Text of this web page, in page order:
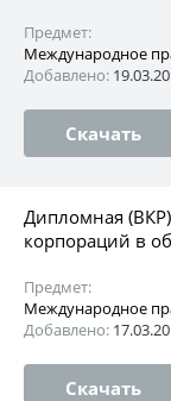
Предмет:
Международное
Добавлено:
Скачать
Дипломная
корпораций в
Предмет:
Международное
Добавлено:
Скачать